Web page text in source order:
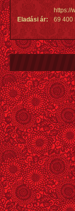
https://
Eladási ár:
69 400